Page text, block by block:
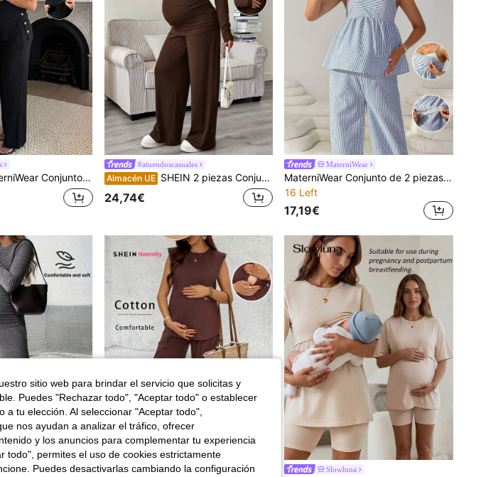
de punto acanalado con botones laterales y pantalones de pierna ancha con cintura ajustable. Adecuado tanto para el trabajo como para salidas casuales. Este elegante conjunto de maternidad de dos piezas presenta ribetes acanalados negros, botones laterales y una cintura cómoda y no restrictiva.
#atuendoscasuales
Almacén UE SHEIN 2 piezas Conjunto de maternidad informal de unicolor con top y pantalones para lactancia, otoño
24,74€
MaterniWear
MaterniWear Conjunto de 2 piezas de top de tirantes con volantes y pantalones con cintura ajustable para maternidad
16 Left
17,19€
Ahorro de 0,21€
#Conjunto acogedor a juego Slowluna
sitio web para brindar el servicio que solicitas y
Puedes "Rechazar todo", "Aceptar todo" o establecer
tu elección. Al seleccionar "Aceptar todo",
nos ayudan a analizar el tráfico, ofrecer
y los anuncios para complementar tu experiencia
todo", permites el uso de cookies estrictamente
Puedes desactivarlas cambiando la configuración